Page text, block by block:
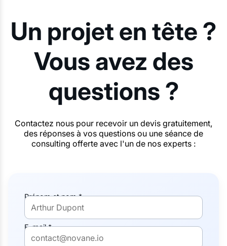
Un projet en tête ?
Vous avez des
questions ?
Contactez nous pour recevoir un devis gratuitement,
des réponses à vos questions ou une séance de
consulting offerte avec l'un de nos experts :
Prénom et nom *
E-mail *